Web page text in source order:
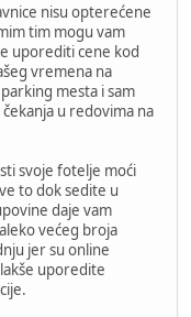
nisu opterećene
tim mogu vam
uporediti cene kod
vremena na
mesta i sam
u redovima na
svoje fotelje moći
to dok sedite u
daje vam
većeg broja
jer su online
uporedite